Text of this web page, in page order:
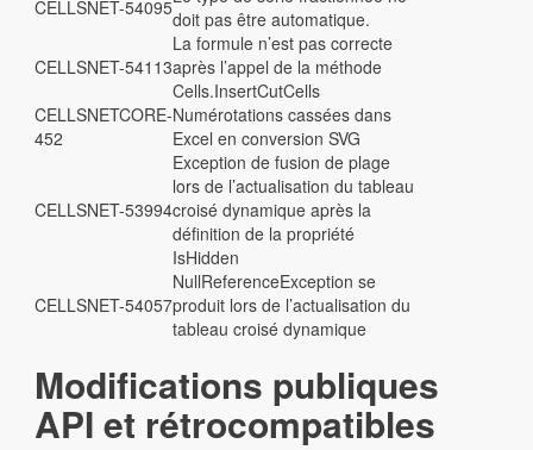
CELLSNET-54095doit pas être automatique.
CELLSNET-54113
La formule n’est pas correcte
après l’appel de la méthode
Cells.InsertCutCells
CELLSNETCORE-
452
Numérotations cassées dans
Excel en conversion SVG
CELLSNET-53994
Exception de fusion de plage
lors de l’actualisation du tableau
croisé dynamique après la
définition de la propriété
IsHidden
CELLSNET-54057
NullReferenceException se
produit lors de l’actualisation du
tableau croisé dynamique
Modifications publiques
API et rétrocompatibles